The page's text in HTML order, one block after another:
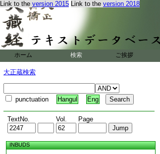
Link to the version 2015 Link to the version 2018
ホーム 検索 ご挨拶
大正蔵検索
punctuation Hangul Eng
TextNo. Vol. Page
INBUDS